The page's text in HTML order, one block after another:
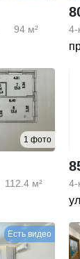
94 м² 4-
1 фото
112.4 м² 4-
Есть видео